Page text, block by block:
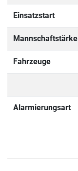
Einsatzstart
Mannschaftstärke
Fahrzeuge
Alarmierungsart